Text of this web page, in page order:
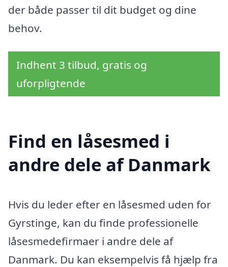
der både passer til dit budget og dine
behov.
Indhent 3 tilbud, gratis og
uforpligtende
Find en låsesmed i
andre dele af Danmark
Hvis du leder efter en låsesmed uden for
Gyrstinge, kan du finde professionelle
låsesmedefirmaer i andre dele af
Danmark. Du kan eksempelvis få hjælp fra